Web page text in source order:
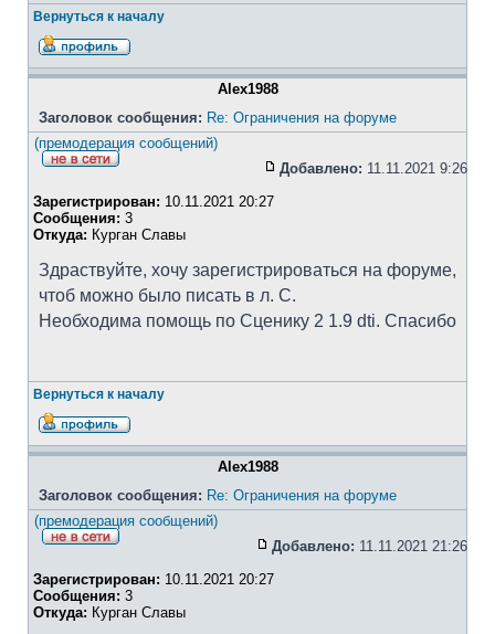
Вернуться к началу
Alex1988
Заголовок сообщения: Re: Ограничения на форуме
(премодерация сообщений)
Добавлено: 11.11.2021 9:26
Зарегистрирован: 10.11.2021 20:27
Сообщения: 3
Откуда: Курган Славы
Здраствуйте, хочу зарегистрироваться на форуме,
чтоб можно было писать в л. С.
Необходима помощь по Сценику 2 1.9 dti. Спасибо
Вернуться к началу
Alex1988
Заголовок сообщения: Re: Ограничения на форуме
(премодерация сообщений)
Добавлено: 11.11.2021 21:26
Зарегистрирован: 10.11.2021 20:27
Сообщения: 3
Откуда: Курган Славы